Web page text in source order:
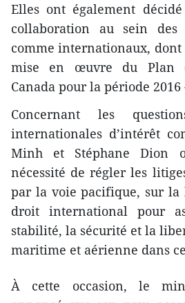
Elles ont également
collaboration au sein des
comme internationaux,
mise en œuvre du Plan
Canada pour la période 2016
Concernant les
internationales d’intérêt
Minh et Stéphane Dion
nécessité de régler les
par la voie pacifique, sur la
droit international pour
stabilité, la sécurité et la
maritime et aérienne dans
À cette occasion, le